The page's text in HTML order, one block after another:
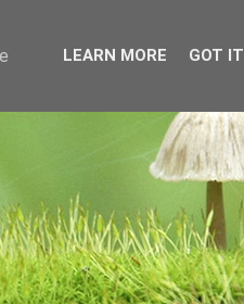
LEARN MORE GOT IT